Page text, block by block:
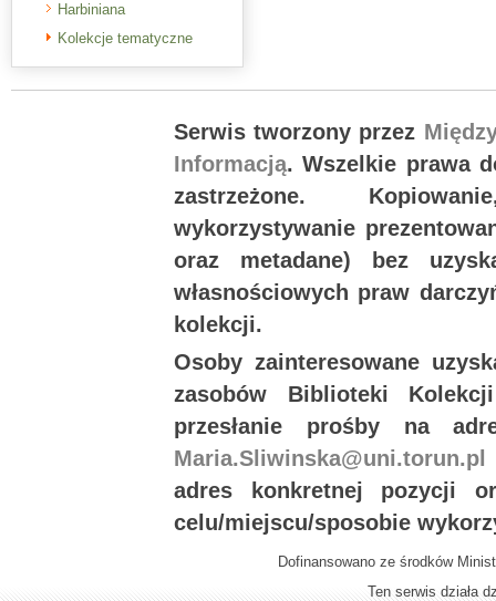
Harbiniana
Kolekcje tematyczne
Serwis tworzony przez
Informacją. Wszelkie prawa
zastrzeżone.
wykorzystywanie
oraz metadane) bez
własnościowych praw
kolekcji.
Osoby zainteresowane
zasobów Biblioteki
przesłanie prośby na
Maria.Sliwinska@uni.torun.pl
adres konkretnej pozycji
celu/miejscu/sposobie
Dofinansowano ze środków
Ten serwis działa